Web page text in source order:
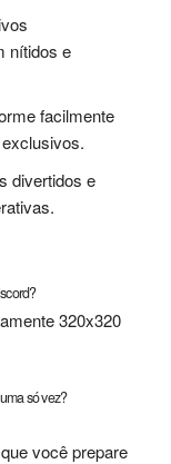
nítidos e
facilmente
divertidos e
320x320
só vez?
você prepare